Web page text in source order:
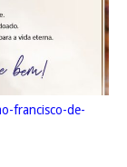
francisco-de-